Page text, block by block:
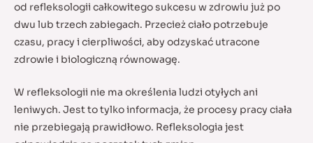
od refleksologii całkowitego sukcesu w zdrowiu już po
dwu lub trzech zabiegach. Przecież ciało potrzebuje
czasu, pracy i cierpliwości, aby odzyskać utracone
zdrowie i biologiczną równowagę.
W refleksologii nie ma określenia ludzi otyłych ani
leniwych. Jest to tylko informacja, że procesy pracy ciała
nie przebiegają prawidłowo. Refleksologia jest